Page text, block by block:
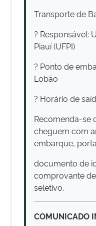
Transporte de
? Responsável:
Piauí (UFPI)
? Ponto de
Lobão
? Horário de
Recomenda-se
cheguem com
embarque,
documento de
comprovante
seletivo.
COMUNICADO